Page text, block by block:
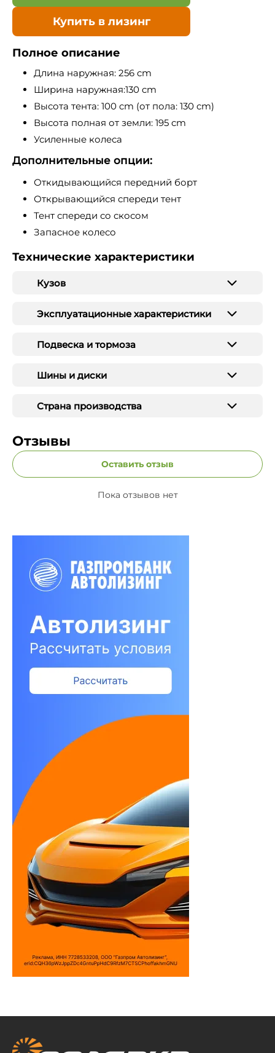
Купить в лизинг
Полное описание
Длина наружная: 256 cm
Ширина наружная:130 cm
Высота тента: 100 cm (от пола: 130 cm)
Высота полная от земли: 195 cm
Усиленные колеса
Дополнительные опции:
Откидывающийся передний борт
Открывающийся спереди тент
Тент спереди со скосом
Запасное колесо
Технические характеристики
Кузов
Эксплуатационные характеристики
Подвеска и тормоза
Шины и диски
Страна производства
Отзывы
Оставить отзыв
Пока отзывов нет